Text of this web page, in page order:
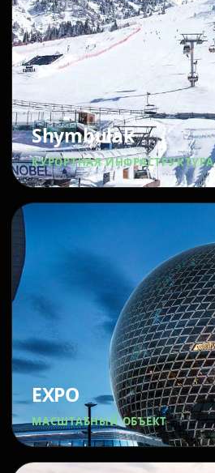
Shymbulak
КУРОРТНАЯ ИНФРАСТРУКТУРА
EXPO
МАСШТАБНЫЙ ОБЪЕКТ